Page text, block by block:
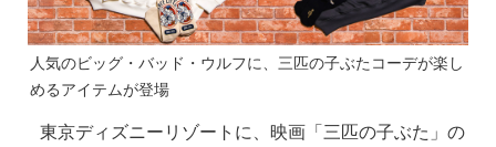
人気のビッグ・バッド・ウルフに、三匹の子ぶたコーデが楽し
めるアイテムが登場
東京ディズニーリゾートに、映画「三匹の子ぶた」の